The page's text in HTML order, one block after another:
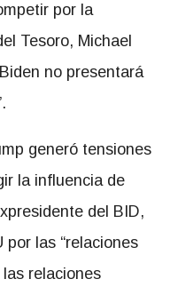
por la
Tesoro, Michael
no presentará
generó tensiones
la influencia de
del BID,
las “relaciones
relaciones